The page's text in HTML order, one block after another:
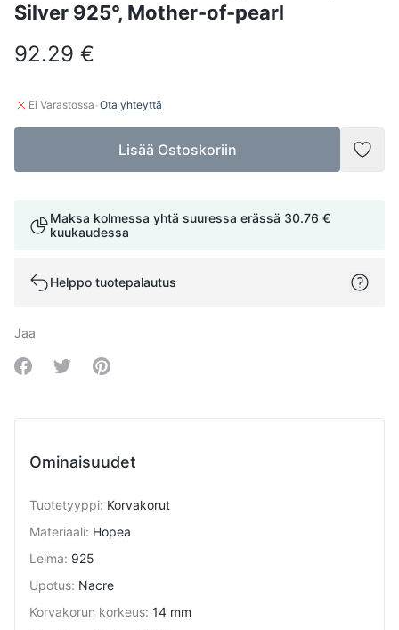
Silver 925°, Mother-of-pearl
92.29 €
Ei Varastossa ·Ota yhteyttä
Lisää Ostoskoriin
Maksa kolmessa yhtä suuressa erässä 30.76 €
kuukaudessa
Helppo tuotepalautus
Jaa
Share on Facebook
Share on Twitter
Share on Pinterest
Ominaisuudet
Tuotetyyppi: Korvakorut
Materiaali: Hopea
Leima: 925
Upotus: Nacre
Korvakorun korkeus: 14 mm